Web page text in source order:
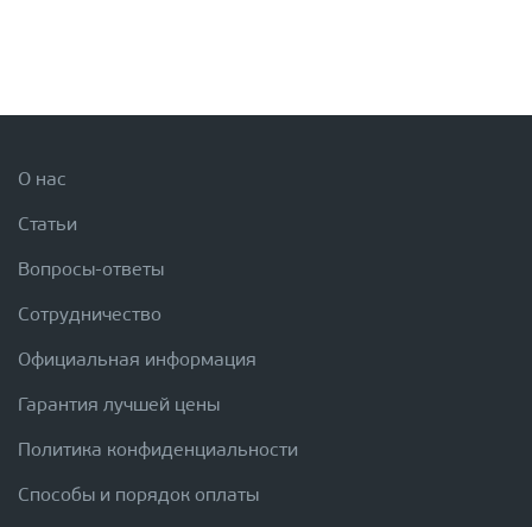
О нас
Статьи
Вопросы-ответы
Сотрудничество
Официальная информация
Гарантия лучшей цены
Политика конфиденциальности
Способы и порядок оплаты